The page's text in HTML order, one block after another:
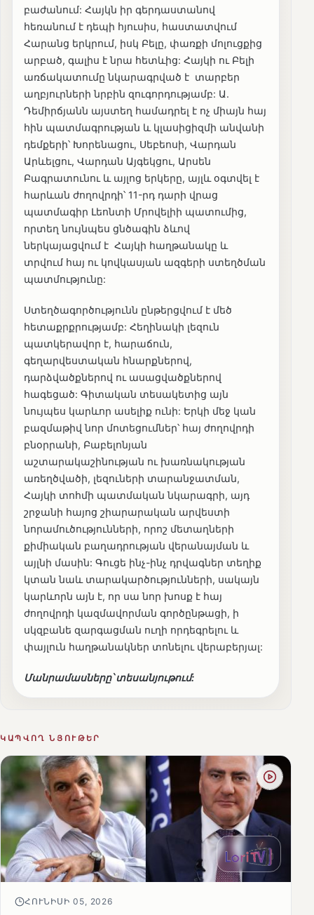
բաժանում: Հայկն իր գերդաստանով
հեռանում է դեպի հյուսիս, հաստատվում
Հարանց երկրում, իսկ Բելը, փառքի մոլուցքից
արբած, գալիս է նրա հետևից: Հայկի ու Բելի
առճակատումը նկարագրված է տարբեր
աղբյուրների նրբին զուգորդությամբ: Ա.
Դեմիրճյանն այստեղ համադրել է ոչ միայն հայ
հին պատմագրության և կլասիցիզմի անվանի
դեմքերի՝ Խորենացու, Սեբեոսի, Վարդան
Արևելցու, Վարդան Այգեկցու, Արսեն
Բագրատունու և այլոց երկերը, այլև օգտվել է
հարևան ժողովրդի՝ 11-րդ դարի վրաց
պատմագիր Լեոնտի Մրովելիի պատումից,
որտեղ նույնպես ցնծագին ձևով
ներկայացվում է Հայկի հաղթանակը և
տրվում հայ ու կովկասյան ազգերի ստեղծման
պատմությունը:
Ստեղծագործությունն ընթերցվում է մեծ
հետաքրքրությամբ: Հեղինակի լեզուն
պատկերավոր է, հարաճուն,
գեղարվեստական հնարքներով,
դարձվածքներով ու ասացվածքներով
հագեցած: Գիտական տեսակետից այն
նույպես կարևոր ասելիք ունի: Երկի մեջ կան
բազմաթիվ նոր մոտեցումներ՝ հայ ժողովրդի
բնօրրանի, Բաբելոնյան
աշտարակաշինության ու խառնակության
առեղծվածի, լեզուների տարանջատման,
Հայկի տոհմի պատմական նկարագրի, այդ
շրջանի հայոց շիարարական արվեստի
նորամուծությունների, որոշ մետաղների
քիմիական բաղադրության վերանայման և
այլնի մասին: Գուցե ինչ-ինչ դրվագներ տեղիք
կտան նաև տարակարծությունների, սակայն
կարևորն այն է, որ սա նոր խոսք է հայ
ժողովրդի կազմավորման գործընթացի, ի
սկզբանե զարգացման ուղի որդեգրելու և
փայլուն հաղթանակներ տոնելու վերաբերյալ:
Մանրամասները՝ տեսանյութում:
ԿԱՊՎՈՂ ՆՅՈՒԹԵՐ
ՀՈՒՆԻՍԻ 05, 2026